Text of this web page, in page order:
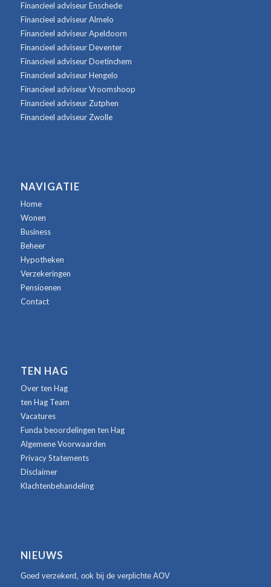
Financieel adviseur Enschede
Financieel adviseur Almelo
Financieel adviseur Apeldoorn
Financieel adviseur Deventer
Financieel adviseur Doetinchem
Financieel adviseur Hengelo
Financieel adviseur Vroomshoop
Financieel adviseur Zutphen
Financieel adviseur Zwolle
NAVIGATIE
Home
Wonen
Business
Beheer
Hypotheken
Verzekeringen
Pensioenen
Contact
TEN HAG
Over ten Hag
ten Hag Team
Vacatures
Funda beoordelingen ten Hag
Algemene Voorwaarden
Privacy Statements
Disclaimer
Klachtenbehandeling
NIEUWS
Goed verzekerd, ook bij de verplichte AOV